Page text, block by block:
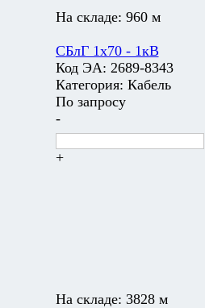
На складе: 960 м
СБлГ 1х70 - 1кВ
Код ЭА: 2689-8343
Категория: Кабель
По запросу
-
+
На складе: 3828 м